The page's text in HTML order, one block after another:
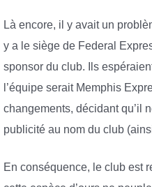
Là encore, il y avait un
y a le siège de Federal
sponsor du club. Ils
l’équipe serait Memphis
changements, décidant qu’il
publicité au nom du club
En conséquence, le club est